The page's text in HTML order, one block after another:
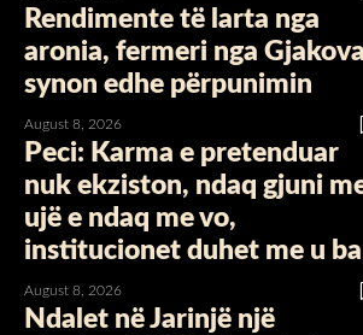
Rendimente të larta nga
aronia, fermeri nga Gjakova
synon edhe përpunimin
August 8, 2026
Peci: Karma e pretenduar
nuk ekziston, ndaq gjuni
ujë e ndaq me vo,
institucionet duhet me u ba
August 8, 2026
Ndalet në Jarinjë një